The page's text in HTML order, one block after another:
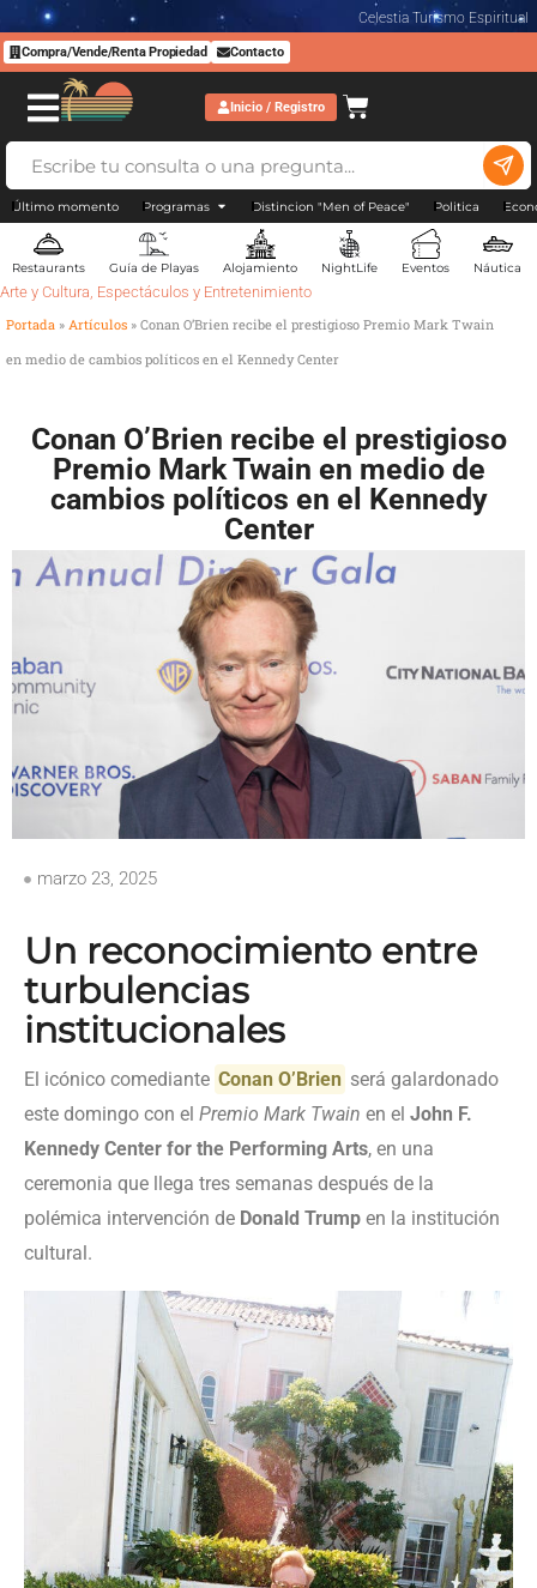
Celestia Turismo Espiritual
Compra/Vende/Renta Propiedad Contacto
Inicio / Registro
Último momento Programas Distincion "Men of Peace" Politica
Restaurants Guía de Playas Alojamiento NightLife Eventos Náutica
Arte y Cultura, Espectáculos y Entretenimiento
Portada » Artículos » Conan O’Brien recibe el prestigioso Premio Mark Twain
en medio de cambios políticos en el Kennedy Center
Conan O’Brien recibe el prestigioso
Premio Mark Twain en medio de
cambios políticos en el Kennedy
Center
marzo 23, 2025
Un reconocimiento entre
turbulencias
institucionales
El icónico comediante Conan O’Brien será galardonado
este domingo con el Premio Mark Twain en el John F.
Kennedy Center for the Performing Arts, en una
ceremonia que llega tres semanas después de la
polémica intervención de Donald Trump en la institución
cultural.